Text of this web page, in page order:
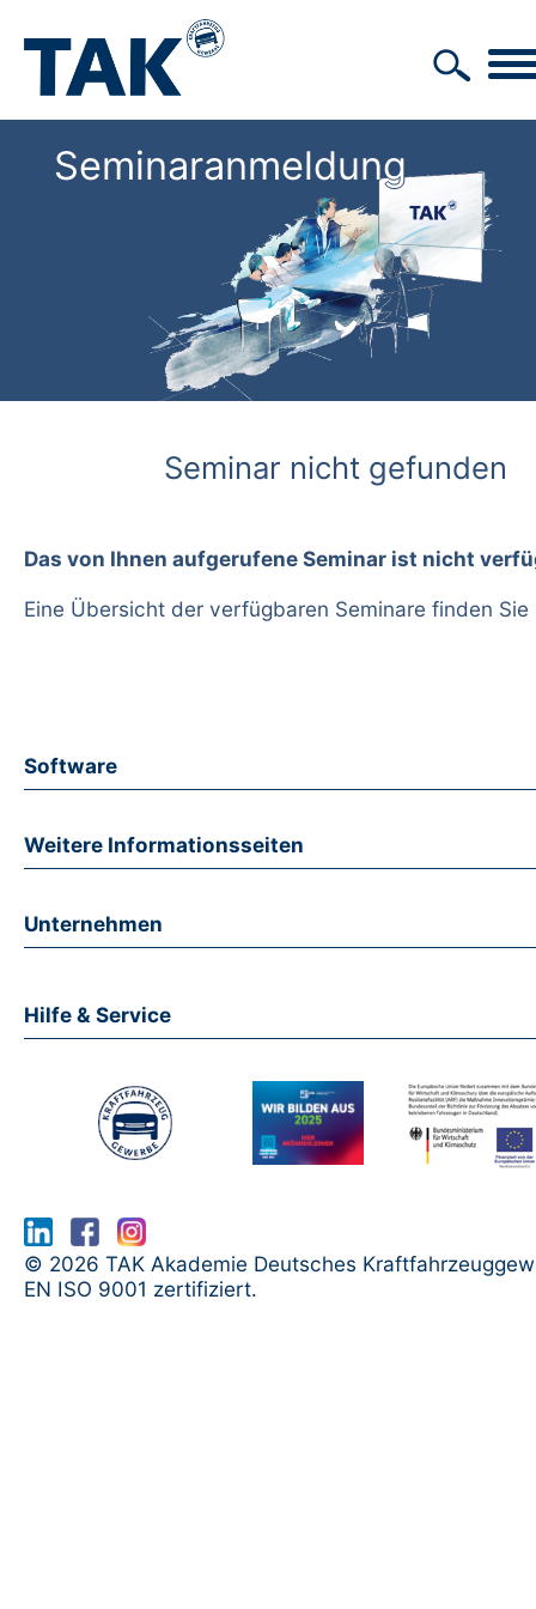
Seminaranmeldung
Seminar nicht gefunden
Das von Ihnen aufgerufene Seminar ist nicht
Eine Übersicht der verfügbaren Seminare finden Sie
Software
Weitere Informationsseiten
Unternehmen
Hilfe & Service
© 2026 TAK Akademie Deutsches
EN ISO 9001 zertifiziert.